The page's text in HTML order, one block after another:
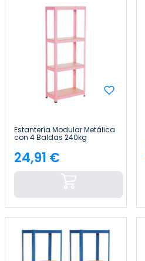
Estantería Modular Metálica
con 4 Baldas 240kg
60x30x148cm Thinia Home
Precio
24,91 €